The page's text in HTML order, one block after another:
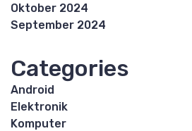
Oktober 2024
September 2024
Categories
Android
Elektronik
Komputer